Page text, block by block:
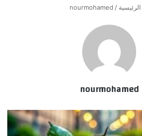
الرئيسية /
nourmohamed
nourmohamed